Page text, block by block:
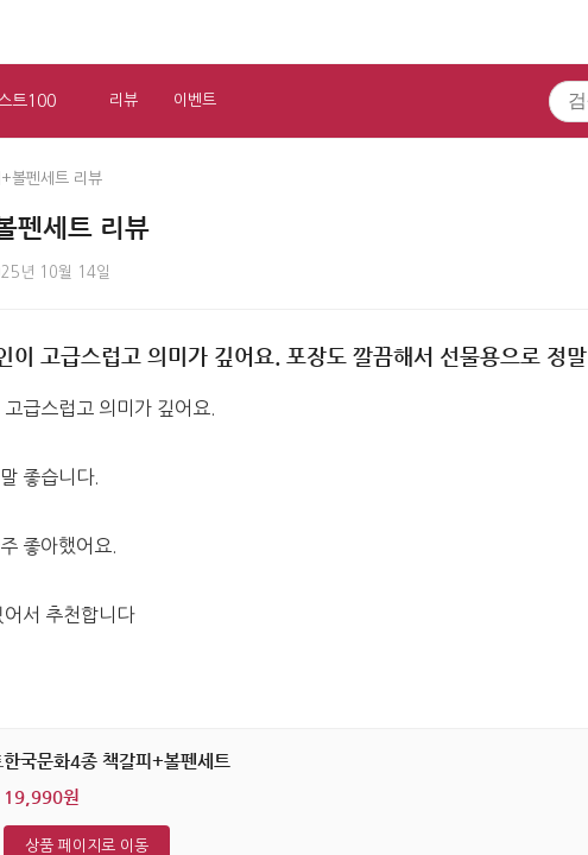
트100 리뷰 이벤트
볼펜세트 리뷰
펜세트 리뷰
년 10월 14일
이 고급스럽고 의미가 깊어요. 포장도 깔끔해서 선물용으로 정말
급스럽고 의미가 깊어요.
좋습니다.
좋아했어요.
서 추천합니다
한국문화4종 책갈피+볼펜세트
19,990원
상품 페이지로 이동